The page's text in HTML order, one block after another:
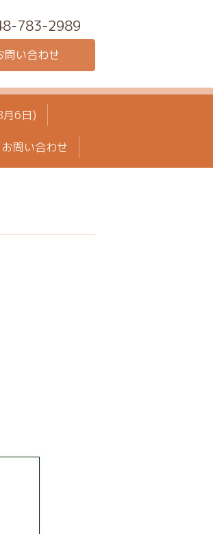
783-2989
問い合わせ
月6日)
お問い合わせ